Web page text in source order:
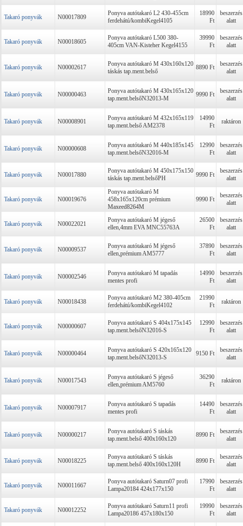
Takaró ponyvák N00017809
Ponyva autótakaró L2 430-455cm
ferdehátú/kombiKegel4105
18990
Ft
beszerzés
alatt
Takaró ponyvák N00018605
Ponyva autótakaró L500 380-
405cm VAN-Kisteher Kegel4155
39990
Ft
beszerzés
alatt
Takaró ponyvák N00002617
Ponyva autótakaró M 430x160x120
táskás tap.ment.belső
8890 Ft
beszerzés
alatt
Takaró ponyvák N00000463
Ponyva autótakaró M 430x165x120
tap.ment.belsőN32013-M
9990 Ft
beszerzés
alatt
Takaró ponyvák N00008901
Ponyva autótakaró M 432x165x119
tap.ment.belső AM2378
14990
Ft
raktáron
Takaró ponyvák N00000608
Ponyva autótakaró M 440x185x145
tap.ment.belsőN32016-M
12990
Ft
beszerzés
alatt
Takaró ponyvák N00017880
Ponyva autótakaró M 450x175x150
táskás tap.ment.belsőPH
9990 Ft
beszerzés
alatt
Takaró ponyvák N00019676
Ponyva autótakaró M
458x165x120cm prémium
Maxeed8264M
9990 Ft
beszerzés
alatt
Takaró ponyvák N00022021
Ponyva autótakaró M jégeső
ellen,4mm EVA MNC55763A
26500
Ft
beszerzés
alatt
Takaró ponyvák N00009537
Ponyva autótakaró M jégeső
ellen,prémium AM5777
37890
Ft
beszerzés
alatt
Takaró ponyvák N00002546
Ponyva autótakaró M tapadás
mentes profi
14990
Ft
beszerzés
alatt
Takaró ponyvák N00018438
Ponyva autótakaró M2 380-405cm
ferdehátú/kombiKegel4102
21990
Ft
raktáron
Takaró ponyvák N00000607
Ponyva autótakaró S 404x175x145
tap.ment.belsőN32016-S
12990
Ft
beszerzés
alatt
Takaró ponyvák N00000464
Ponyva autótakaró S 420x165x120
tap.ment.belsőN32013-S
9150 Ft
beszerzés
alatt
Takaró ponyvák N00017543
Ponyva autótakaró S jégeső
ellen,prémium AM5760
36290
Ft
raktáron
Takaró ponyvák N00007917
Ponyva autótakaró S tapadás
mentes profi
14490
Ft
beszerzés
alatt
Takaró ponyvák N00000217
Ponyva autótakaró S táskás
tap.ment.belső 400x160x120
8990 Ft
beszerzés
alatt
Takaró ponyvák N00018225
Ponyva autótakaró S táskás
tap.ment.belső 400x160x120H
8990 Ft
beszerzés
alatt
Takaró ponyvák N00011667
Ponyva autótakaró Saturn07 profi
Lampa20184 424x177x150
17990
Ft
beszerzés
alatt
Takaró ponyvák N00012252
Ponyva autótakaró Saturn11 profi
Lampa20186 457x180x150
19990
Ft
beszerzés
alatt